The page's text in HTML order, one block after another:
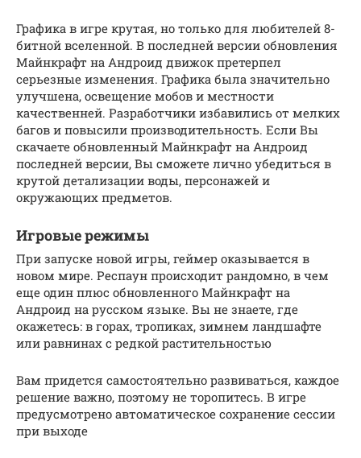
Графика в игре крутая, но только для любителей 8-
битной вселенной. В последней версии обновления
Майнкрафт на Андроид движок претерпел
серьезные изменения. Графика была значительно
улучшена, освещение мобов и местности
качественней. Разработчики избавились от мелких
багов и повысили производительность. Если Вы
скачаете обновленный Майнкрафт на Андроид
последней версии, Вы сможете лично убедиться в
крутой детализации воды, персонажей и
окружающих предметов.
Игровые режимы
При запуске новой игры, геймер оказывается в
новом мире. Респаун происходит рандомно, в чем
еще один плюс обновленного Майнкрафт на
Андроид на русском языке. Вы не знаете, где
окажетесь: в горах, тропиках, зимнем ландшафте
или равнинах с редкой растительностью
Вам придется самостоятельно развиваться, каждое
решение важно, поэтому не торопитесь. В игре
предусмотрено автоматическое сохранение сессии
при выходе